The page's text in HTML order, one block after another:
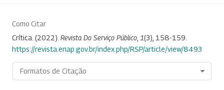
Como Citar
Crítica. (2022). Revista Do Serviço Público 1(3), 158-159.
https://revista.enap.gov.br/index.php/RSP/article/view/8493
Formatos de Citação